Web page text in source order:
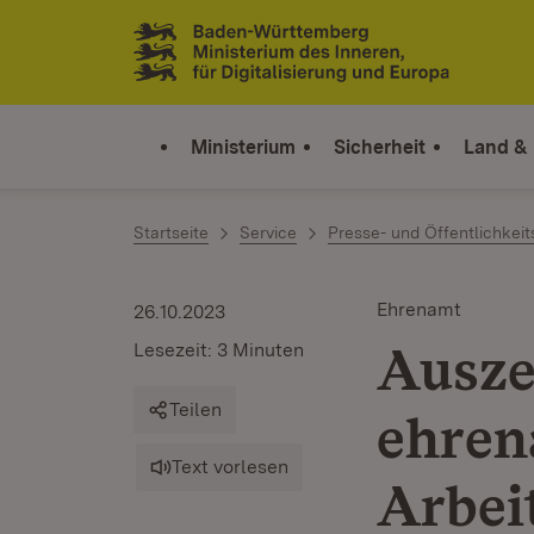
Zum Inhalt springen
Link zur Startseite
Ministerium Sicherheit Land &
Startseite Service Presse- und
Ehrenamt
26.10.2023
Lesezeit: 3 Minuten
Teilen
Text vorlesen